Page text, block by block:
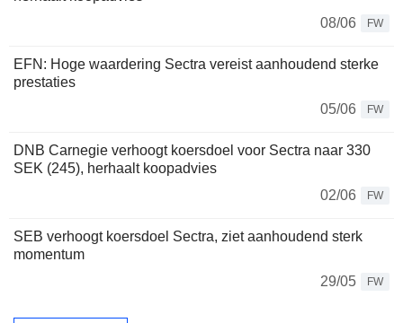
08/06
FW
EFN: Hoge waardering Sectra vereist aanhoudend sterke
prestaties
05/06
FW
DNB Carnegie verhoogt koersdoel voor Sectra naar 330
SEK (245), herhaalt koopadvies
02/06
FW
SEB verhoogt koersdoel Sectra, ziet aanhoudend sterk
momentum
29/05
FW